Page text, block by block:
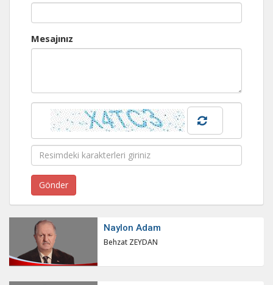
Mesajınız
Naylon Adam
Behzat ZEYDAN